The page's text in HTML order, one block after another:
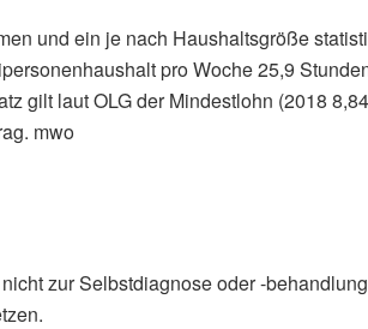
und ein je nach Haushaltsgröße
pro Woche 25,9
gilt laut OLG der Mindestlohn (2018
mwo
zur Selbstdiagnose oder -behandlung